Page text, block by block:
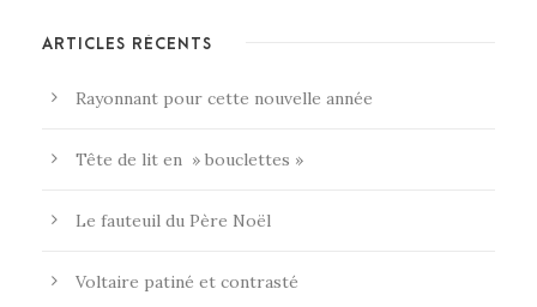
ARTICLES RÉCENTS
Rayonnant pour cette nouvelle année
Tête de lit en » bouclettes »
Le fauteuil du Père Noël
Voltaire patiné et contrasté